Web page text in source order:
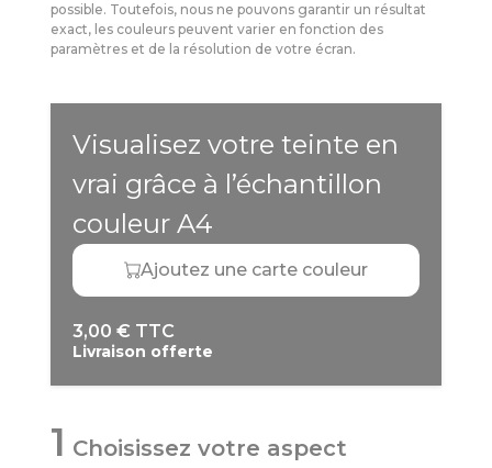
possible. Toutefois, nous ne pouvons garantir un résultat
exact, les couleurs peuvent varier en fonction des
paramètres et de la résolution de votre écran.
Visualisez votre teinte en
vrai grâce à l’échantillon
couleur A4
Ajoutez une carte couleur
3,00 € TTC
Livraison offerte
1 Choisissez votre aspect